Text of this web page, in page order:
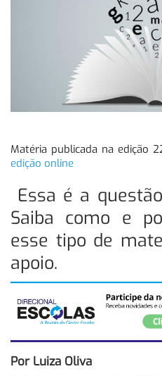
Matéria publicada na edição
edição online
Essa é a
Saiba como e
esse tipo de
apoio.
Por Luiza Oliva